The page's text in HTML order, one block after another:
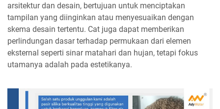
arsitektur dan desain, bertujuan untuk menciptakan
tampilan yang diinginkan atau menyesuaikan dengan
skema desain tertentu. Cat juga dapat memberikan
perlindungan dasar terhadap permukaan dari elemen
eksternal seperti sinar matahari dan hujan, tetapi fokus
utamanya adalah pada estetikanya.